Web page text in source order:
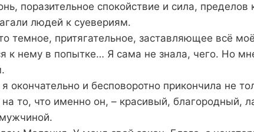
поразительное спокойствие и сила, пределов
людей к суевериям.
темное, притягательное, заставляющее всё
к нему в попытке… Я сама не знала, чего. Но
окончательно и бесповоротно прикончила не
то, что именно он, – красивый, благородный,